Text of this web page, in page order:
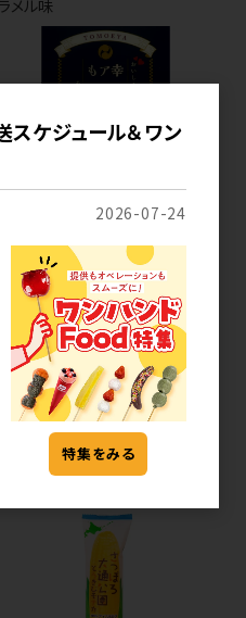
ラメル味
スケジュール＆ワン
2026-07-24
特集をみる